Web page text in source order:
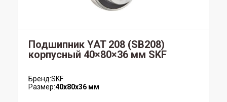
Подшипник YAT 208 (SB208)
корпусный 40×80×36 мм SKF
Бренд:SKF
Размер:40x80x36 мм